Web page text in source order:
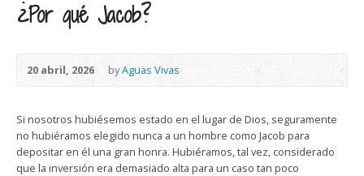
¿Por qué Jacob?
20 abril, 2026 byAguas Vivas
Si nosotros hubiésemos estado en el lugar de Dios, seguramente
no hubiéramos elegido nunca a un hombre como Jacob para
depositar en él una gran honra. Hubiéramos, tal vez, considerado
que la inversión era demasiado alta para un caso tan poco